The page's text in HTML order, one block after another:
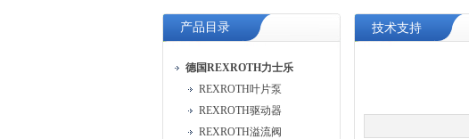
产品目录
德国REXROTH力士乐
REXROTH叶片泵
REXROTH驱动器
REXROTH溢流阀
技术支持